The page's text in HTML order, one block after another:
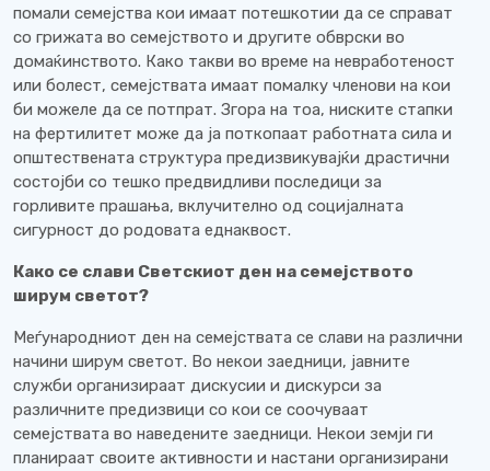
помали семејства кои имаат потешкотии да се справат
со грижата во семејството и другите обврски во
домаќинството. Како такви во време на невработеност
или болест, семејствата имаат помалку членови на кои
би можеле да се потпрат. Згора на тоа, ниските стапки
на фертилитет може да ја поткопаат работната сила и
општествената структура предизвикувајќи драстични
состојби со тешко предвидливи последици за
горливите прашања, вклучително од социјалната
сигурност до родовата еднаквост.
Како се слави Светскиот ден на семејството
ширум светот?
Меѓународниот ден на семејствата се слави на различни
начини ширум светот. Во некои заедници, јавните
служби организираат дискусии и дискурси за
различните предизвици со кои се соочуваат
семејствата во наведените заедници. Некои земји ги
планираат своите активности и настани организирани